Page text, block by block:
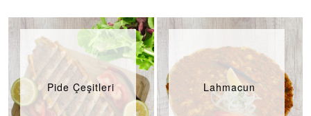
Pide Çeşitleri Lahmacun